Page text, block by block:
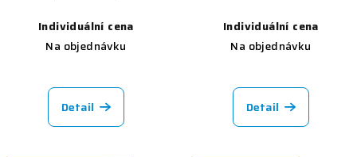
Individuální cena
Na objednávku
Detail
Individuální cena
Na objednávku
Detail